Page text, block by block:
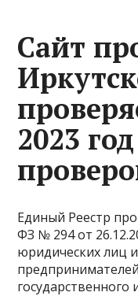
Сайт
2023
Единый Реестр
ФЗ № 294 от
юридических лиц